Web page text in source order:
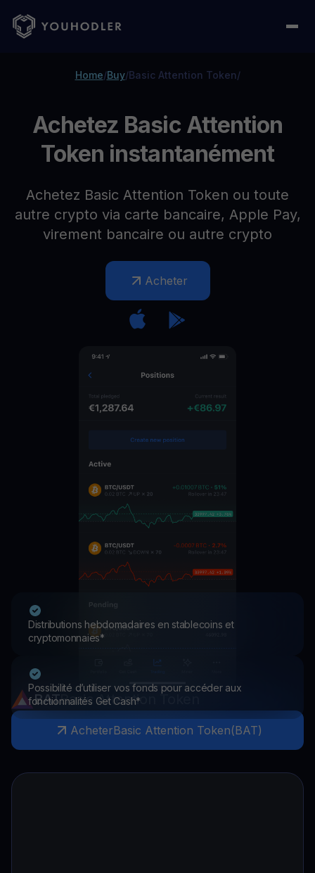
Home/Buy/Basic Attention Token/
Achetez Basic Attention
Token instantanément
Achetez Basic Attention Token ou toute
autre crypto via carte bancaire, Apple Pay,
virement bancaire ou autre crypto
Acheter
Distributions hebdomadaires en stablecoins et
cryptomonnaies*
Possibilité d’utiliser vos fonds pour accéder aux
fonctionnalités Get Cash*
BATBasic Attention Token
AcheterBasic Attention Token(BAT)